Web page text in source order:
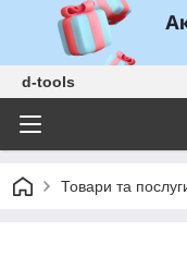
d-tools
Товари та